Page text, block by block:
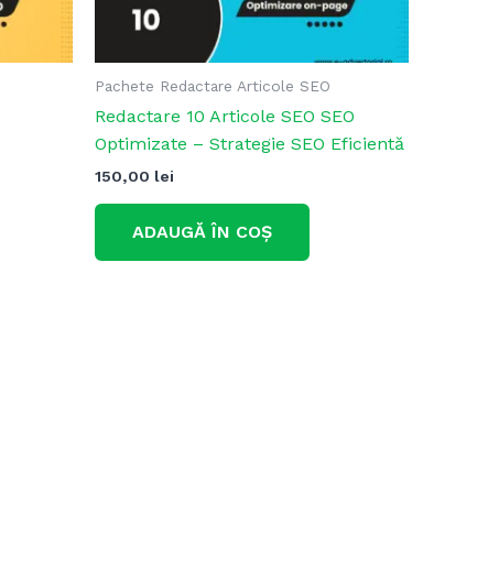
Pachete Redactare Articole SEO
Redactare 10 Articole SEO SEO
Optimizate – Strategie SEO Eficientă
150,00 lei
ADAUGĂ ÎN COȘ